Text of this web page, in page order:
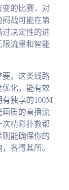
的比赛，对
闷战可能在第
决定性的进
限流量和智能
要。这类线路
化，能有效
独享的100M
质的直播流
精彩扑救都
能确保你的
各得其所。